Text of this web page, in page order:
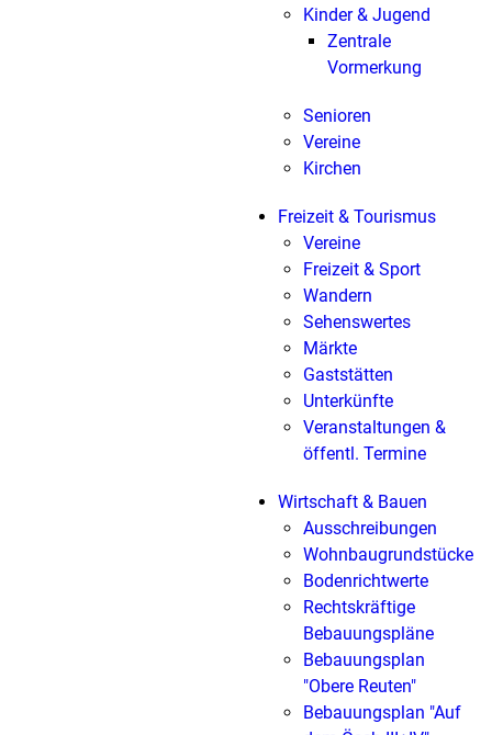
Kinder & Jugend
Zentrale
Vormerkung
Senioren
Vereine
Kirchen
Freizeit & Tourismus
Vereine
Freizeit & Sport
Wandern
Sehenswertes
Märkte
Gaststätten
Unterkünfte
Veranstaltungen &
öffentl. Termine
Wirtschaft & Bauen
Ausschreibungen
Wohnbaugrundstücke
Bodenrichtwerte
Rechtskräftige
Bebauungspläne
Bebauungsplan
"Obere Reuten"
Bebauungsplan "Auf